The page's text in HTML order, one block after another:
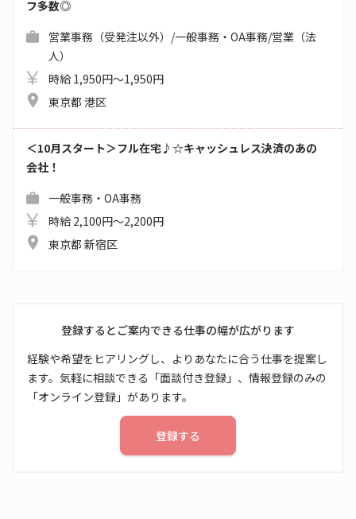
フ多数◎
営業事務（受発注以外）/一般事務・OA事務/営業（法
人）
時給 1,950円～1,950円
東京都 港区
＜10月スタート＞フル在宅♪☆キャッシュレス決済のあの
会社！
一般事務・OA事務
時給 2,100円～2,200円
東京都 新宿区
登録するとご案内できる仕事の幅が広がります
経験や希望をヒアリングし、よりあなたに合う仕事を提案し
ます。気軽に相談できる「面談付き登録」、情報登録のみの
「オンライン登録」があります。
登録する